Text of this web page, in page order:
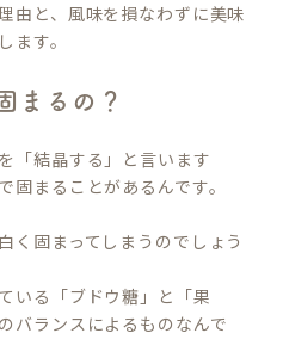
由と、風味を損なわずに美味
ます。
まるの？
「結晶する」と言います
固まることがあるんです。
く固まってしまうのでしょう
いる「ブドウ糖」と「果
バランスによるものなんで